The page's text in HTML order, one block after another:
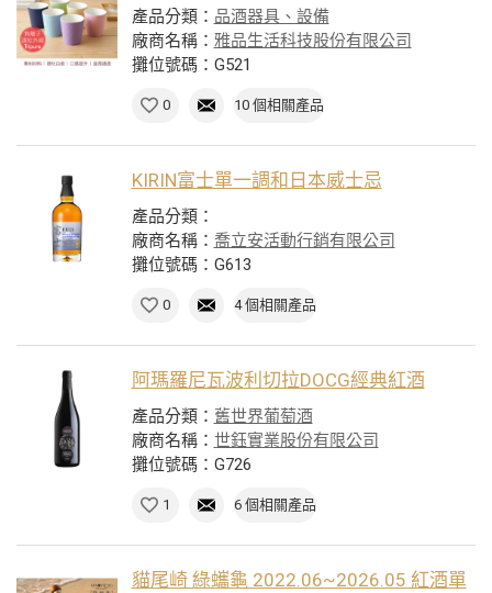
產品分類： 品酒器具、設備
廠商名稱： 雅品生活科技股份有限公司
攤位號碼：G521
0 10 個相關產品
KIRIN富士單一調和日本威士忌
產品分類：
廠商名稱： 喬立安活動行銷有限公司
攤位號碼：G613
0 4 個相關產品
阿瑪羅尼瓦波利切拉DOCG經典紅酒
產品分類： 舊世界葡萄酒
廠商名稱： 世鈺實業股份有限公司
攤位號碼：G726
1 6 個相關產品
貓尾崎 綠蠵龜 2022.06~2026.05 紅酒單